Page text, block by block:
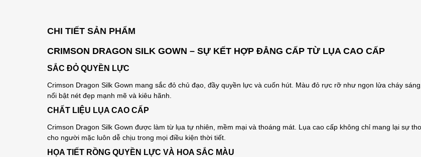
CHI TIẾT SẢN PHẨM
CRIMSON DRAGON SILK GOWN – SỰ KẾT HỢP ĐẲNG CẤP TỪ LỤA CAO CẤP
SẮC ĐỎ QUYỀN LỰC
Crimson Dragon Silk Gown mang sắc đỏ chủ đạo, đầy quyền lực và cuốn hút. Màu đỏ rực rỡ như ngọn lửa cháy
nổi bật nét đẹp mạnh mẽ và kiêu hãnh.
CHẤT LIỆU LỤA CAO CẤP
Crimson Dragon Silk Gown được làm từ lụa tự nhiên, mềm mại và thoáng mát. Lụa cao cấp không chỉ mang lại sự
cho người mặc luôn dễ chịu trong mọi điều kiện thời tiết.
HỌA TIẾT RỒNG QUYỀN LỰC VÀ HOA SẮC MÀU